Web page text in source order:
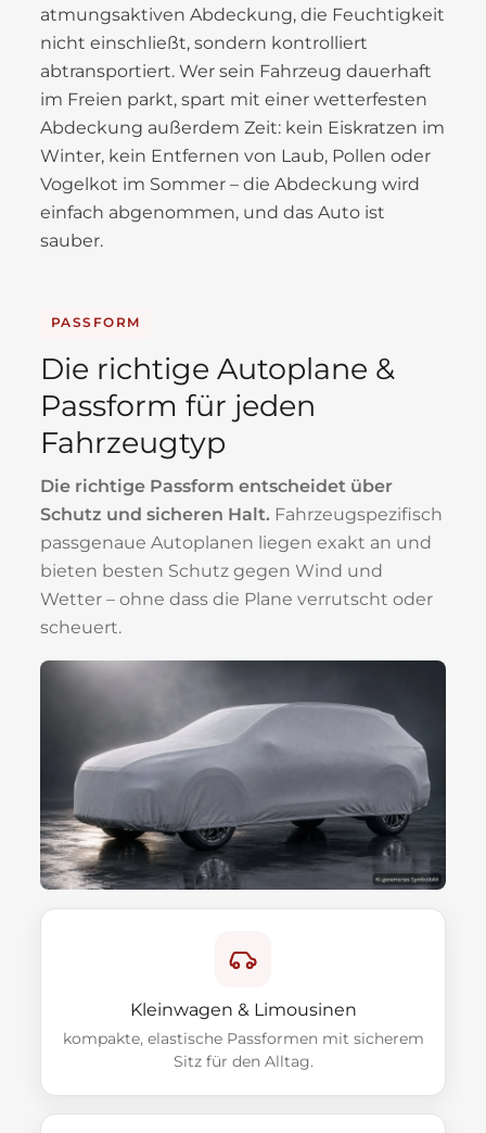
atmungsaktiven Abdeckung, die Feuchtigkeit
nicht einschließt, sondern kontrolliert
abtransportiert. Wer sein Fahrzeug dauerhaft
im Freien parkt, spart mit einer wetterfesten
Abdeckung außerdem Zeit: kein Eiskratzen im
Winter, kein Entfernen von Laub, Pollen oder
Vogelkot im Sommer – die Abdeckung wird
einfach abgenommen, und das Auto ist
sauber.
PASSFORM
Die richtige Autoplane &
Passform für jeden
Fahrzeugtyp
Die richtige Passform entscheidet über
Schutz und sicheren Halt. Fahrzeugspezifisch
passgenaue Autoplanen liegen exakt an und
bieten besten Schutz gegen Wind und
Wetter – ohne dass die Plane verrutscht oder
scheuert.
Kleinwagen & Limousinen
kompakte, elastische Passformen mit sicherem
Sitz für den Alltag.